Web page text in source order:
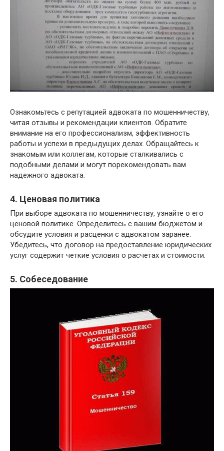
Ознакомьтесь с репутацией адвоката по мошенничеству,
читая отзывы и рекомендации клиентов. Обратите
внимание на его профессионализм, эффективность
работы и успехи в предыдущих делах. Обращайтесь к
знакомым или коллегам, которые сталкивались с
подобными делами и могут порекомендовать вам
надежного адвоката.
4. Ценовая политика
При выборе адвоката по мошенничеству, узнайте о его
ценовой политике. Определитесь с вашим бюджетом и
обсудите условия и расценки с адвокатом заранее.
Убедитесь, что договор на предоставление юридических
услуг содержит четкие условия о расчетах и стоимости.
5. Собеседование